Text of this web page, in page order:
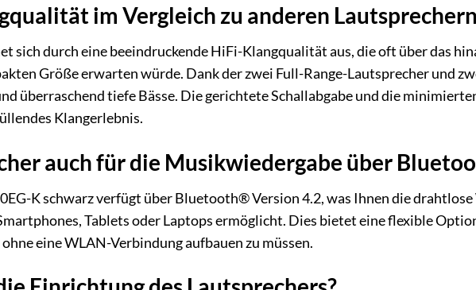
im Vergleich zu anderen
sich durch eine beeindruckende HiFi-Klangqualität aus, die oft über das
Größe erwarten würde. Dank der zwei Full-Range-Lautsprecher und
überraschend tiefe Bässe. Die gerichtete Schallabgabe und die
Klangerlebnis.
auch für die Musikwiedergabe über
K schwarz verfügt über Bluetooth® Version 4.2, was Ihnen die
Tablets oder Laptops ermöglicht. Dies bietet eine flexible
eine WLAN-Verbindung aufbauen zu müssen.